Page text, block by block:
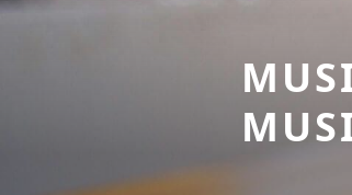
Skip